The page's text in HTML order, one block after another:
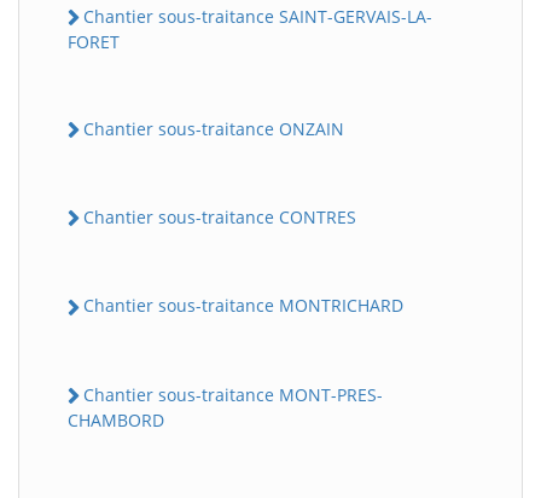
Chantier sous-traitance SAINT-GERVAIS-LA-
FORET
Chantier sous-traitance ONZAIN
Chantier sous-traitance CONTRES
Chantier sous-traitance MONTRICHARD
Chantier sous-traitance MONT-PRES-
CHAMBORD